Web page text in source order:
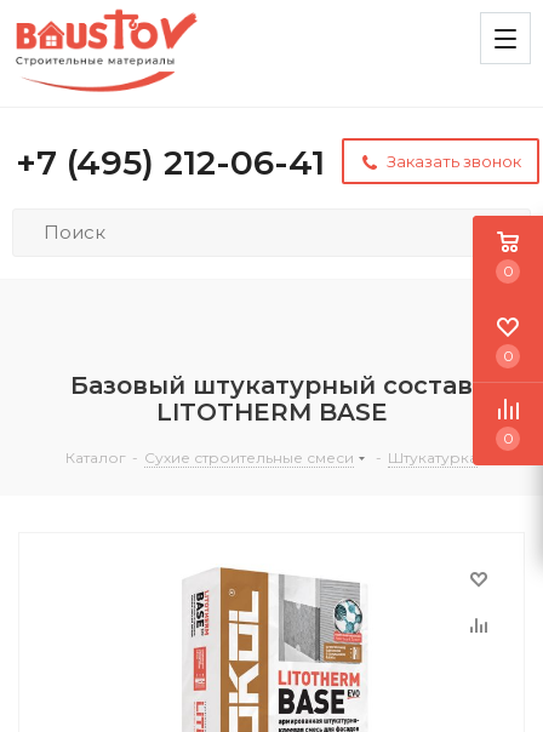
+7 (495) 212-06-41 Заказать звонок
Базовый штукатурный состав
LITOTHERM BASE
Каталог - Сухие строительные смеси - Штукатурка
0
0
0